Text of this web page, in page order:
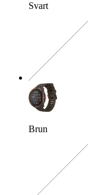
Svart
Brun